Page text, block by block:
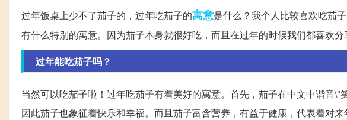
过年饭桌上少不了茄子的，过年吃茄子的寓意是什么？我个人比较喜欢吃茄
有什么特别的寓意。因为茄子本身就很好吃，而且在过年的时候我们都喜欢分
过年能吃茄子吗？
当然可以吃茄子啦！过年吃茄子有着美好的寓意。首先，茄子在中文中谐音\"
因此茄子也象征着快乐和幸福。而且茄子富含营养，有益于健康，代表着对来